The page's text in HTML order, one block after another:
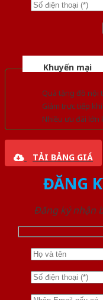
Khuyến mại
Quà tặng đồ nội
Giảm trực tiếp
Nhiều ưu đãi lớn
TẢI BẢNG GIÁ
ĐĂNG
Đăng ký nhận